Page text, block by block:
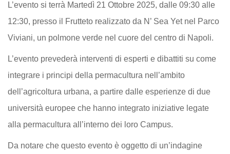
L’evento si terrà Martedì 21 Ottobre 2025, dalle 09:30 alle
12:30, presso il Frutteto realizzato da N’ Sea Yet nel Parco
Viviani, un polmone verde nel cuore del centro di Napoli.
L’evento prevederà interventi di esperti e dibattiti su come
integrare i principi della permacultura nell’ambito
dell’agricoltura urbana, a partire dalle esperienze di due
università europee che hanno integrato iniziative legate
alla permacultura all’interno dei loro Campus.
Da notare che questo evento è oggetto di un’indagine